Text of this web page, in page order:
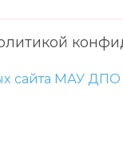
сайта МАУ